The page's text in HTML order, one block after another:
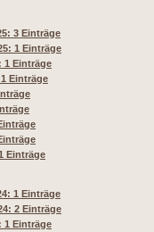
3 Einträge
1 Einträge
1 Einträge
Einträge
Einträge
1 Einträge
2 Einträge
1 Einträge